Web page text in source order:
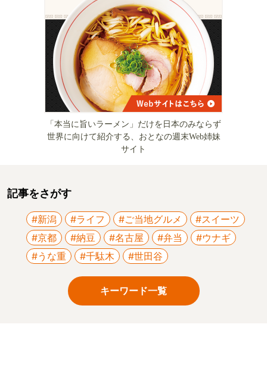
「本当に旨いラーメン」だけを日本のみならず
世界に向けて紹介する、おとなの週末Web姉妹
サイト
記事をさがす
#新潟 #ライフ #ご当地グルメ
#スイーツ
#京都
#納豆 #名古屋 #弁当
#ウナギ
#うな重
#千駄木 #世田谷
キーワード一覧